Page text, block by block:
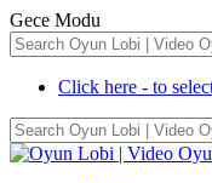
Gece Modu
Click here - to